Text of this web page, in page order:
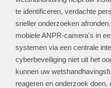
te identificeren, verdachte
sneller onderzoeken
mobiele ANPR-camera's in
systemen via een centrale
cyberbeveiliging niet uit het
kunnen uw
reageren en onderzoek